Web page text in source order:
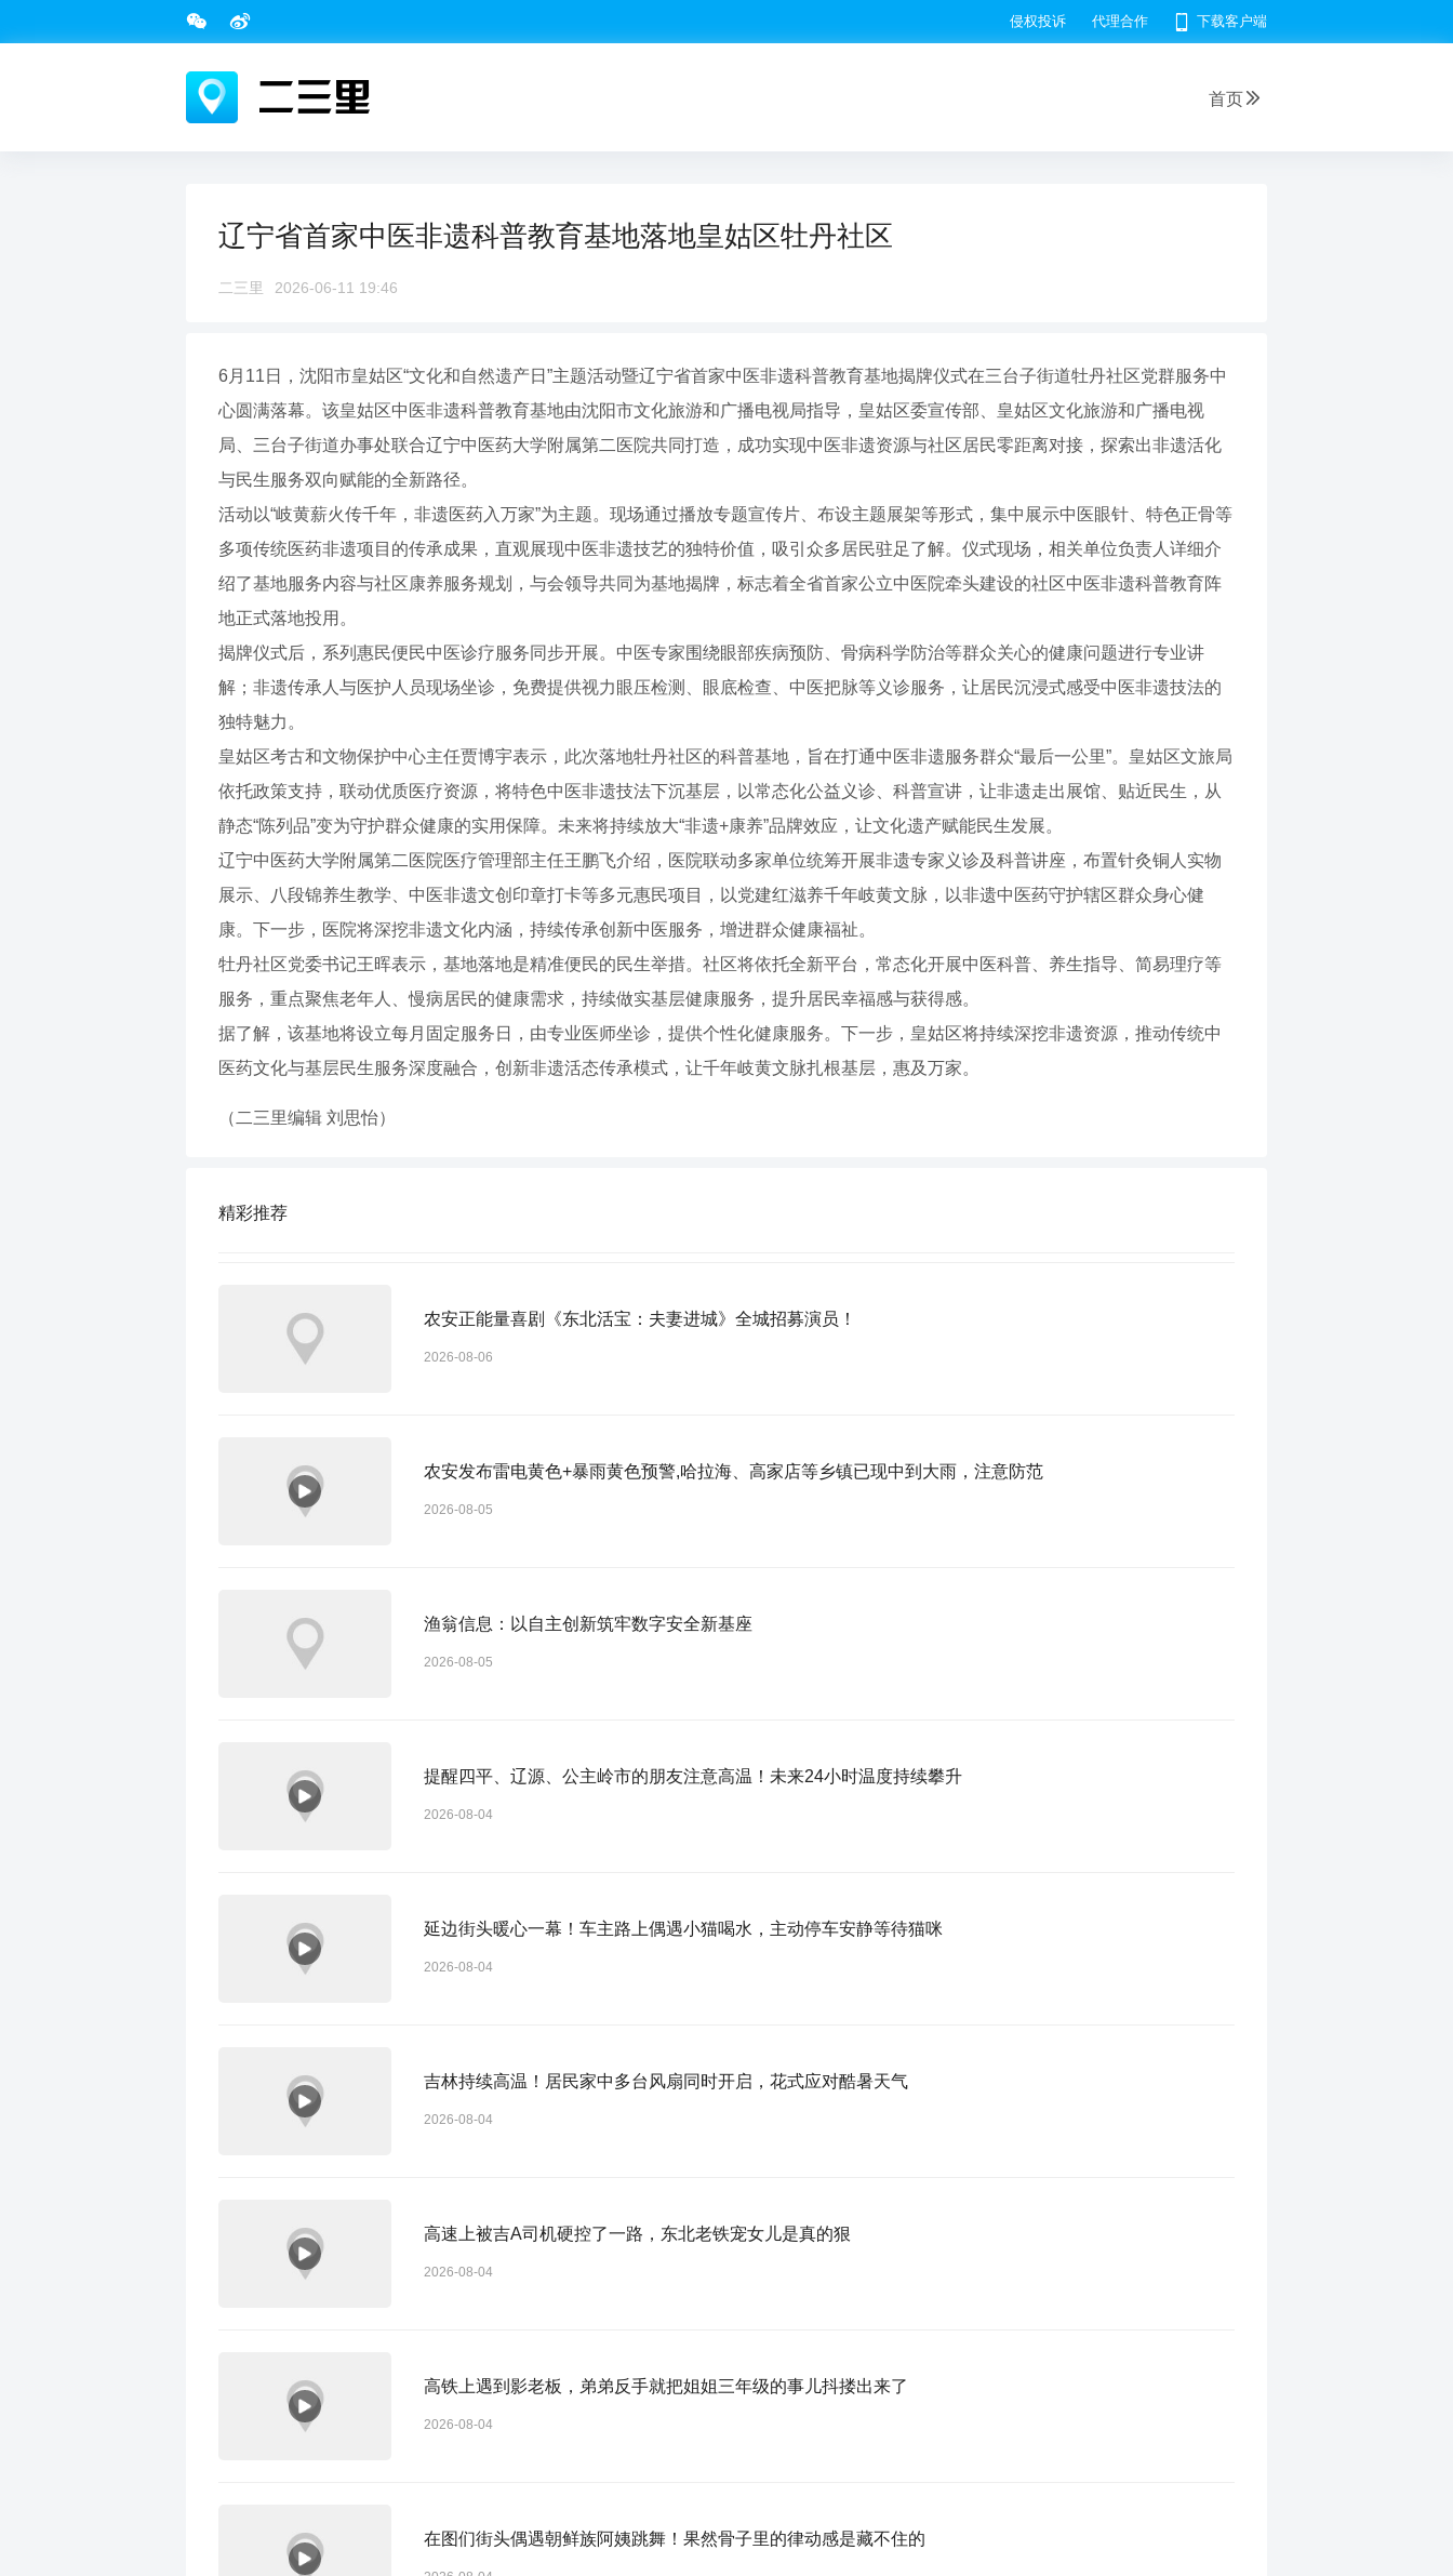
侵权投诉 代理合作 下载客户端
首页
辽宁省首家中医非遗科普教育基地落地皇姑区牡丹社区
二三里 2026-06-11 19:46
6月11日，沈阳市皇姑区“文化和自然遗产日”主题活动暨辽宁省首家中医非遗科普教育基地揭牌仪式在三台子街道牡丹社区党群服务中
心圆满落幕。该皇姑区中医非遗科普教育基地由沈阳市文化旅游和广播电视局指导，皇姑区委宣传部、皇姑区文化旅游和广播电视
局、三台子街道办事处联合辽宁中医药大学附属第二医院共同打造，成功实现中医非遗资源与社区居民零距离对接，探索出非遗活化
与民生服务双向赋能的全新路径。
活动以“岐黄薪火传千年，非遗医药入万家”为主题。现场通过播放专题宣传片、布设主题展架等形式，集中展示中医眼针、特色正骨等
多项传统医药非遗项目的传承成果，直观展现中医非遗技艺的独特价值，吸引众多居民驻足了解。仪式现场，相关单位负责人详细介
绍了基地服务内容与社区康养服务规划，与会领导共同为基地揭牌，标志着全省首家公立中医院牵头建设的社区中医非遗科普教育阵
地正式落地投用。
揭牌仪式后，系列惠民便民中医诊疗服务同步开展。中医专家围绕眼部疾病预防、骨病科学防治等群众关心的健康问题进行专业讲
解；非遗传承人与医护人员现场坐诊，免费提供视力眼压检测、眼底检查、中医把脉等义诊服务，让居民沉浸式感受中医非遗技法的
独特魅力。
皇姑区考古和文物保护中心主任贾博宇表示，此次落地牡丹社区的科普基地，旨在打通中医非遗服务群众“最后一公里”。皇姑区文旅局
依托政策支持，联动优质医疗资源，将特色中医非遗技法下沉基层，以常态化公益义诊、科普宣讲，让非遗走出展馆、贴近民生，从
静态“陈列品”变为守护群众健康的实用保障。未来将持续放大“非遗+康养”品牌效应，让文化遗产赋能民生发展。
辽宁中医药大学附属第二医院医疗管理部主任王鹏飞介绍，医院联动多家单位统筹开展非遗专家义诊及科普讲座，布置针灸铜人实物
展示、八段锦养生教学、中医非遗文创印章打卡等多元惠民项目，以党建红滋养千年岐黄文脉，以非遗中医药守护辖区群众身心健
康。下一步，医院将深挖非遗文化内涵，持续传承创新中医服务，增进群众健康福祉。
牡丹社区党委书记王晖表示，基地落地是精准便民的民生举措。社区将依托全新平台，常态化开展中医科普、养生指导、简易理疗等
服务，重点聚焦老年人、慢病居民的健康需求，持续做实基层健康服务，提升居民幸福感与获得感。
据了解，该基地将设立每月固定服务日，由专业医师坐诊，提供个性化健康服务。下一步，皇姑区将持续深挖非遗资源，推动传统中
医药文化与基层民生服务深度融合，创新非遗活态传承模式，让千年岐黄文脉扎根基层，惠及万家。
（二三里编辑 刘思怡）
精彩推荐
农安正能量喜剧《东北活宝：夫妻进城》全城招募演员！
2026-08-06
农安发布雷电黄色+暴雨黄色预警,哈拉海、高家店等乡镇已现中到大雨，注意防范
2026-08-05
渔翁信息：以自主创新筑牢数字安全新基座
2026-08-05
提醒四平、辽源、公主岭市的朋友注意高温！未来24小时温度持续攀升
2026-08-04
延边街头暖心一幕！车主路上偶遇小猫喝水，主动停车安静等待猫咪
2026-08-04
吉林持续高温！居民家中多台风扇同时开启，花式应对酷暑天气
2026-08-04
高速上被吉A司机硬控了一路，东北老铁宠女儿是真的狠
2026-08-04
高铁上遇到影老板，弟弟反手就把姐姐三年级的事儿抖搂出来了
2026-08-04
在图们街头偶遇朝鲜族阿姨跳舞！果然骨子里的律动感是藏不住的